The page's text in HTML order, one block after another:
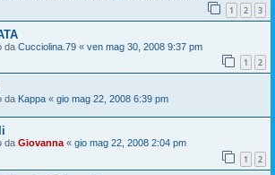
1 2 3
da Cucciolina.79 « ven mag 30, 2008 9:37 pm
1 2
da Kappa « gio mag 22, 2008 6:39 pm
da Giovanna « gio mag 22, 2008 2:04 pm
1 2